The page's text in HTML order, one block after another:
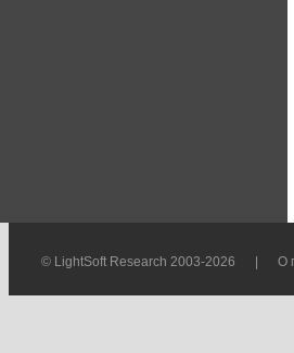
© LightSoft Research 2003-2026 О